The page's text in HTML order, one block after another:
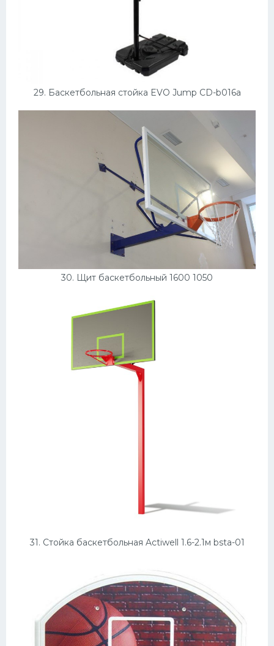
29. Баскетбольная стойка EVO Jump CD-b016a
30. Щит баскетбольный 1600 1050
31. Стойка баскетбольная Actiwell 1.6-2.1м bsta-01